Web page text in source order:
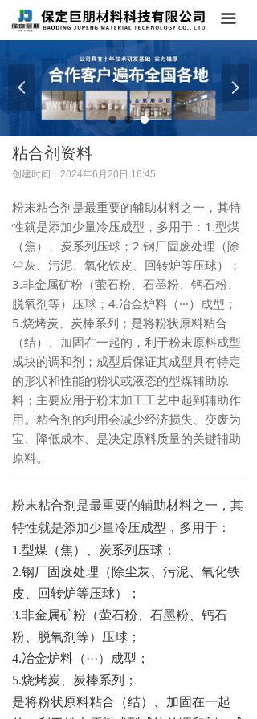
넳 넲
끀
首页
产品中心
新闻中心
在线留言
联系我们
粘合剂资料
创建时间： 2024年6月20日 16:45
粉末粘合剂是最重要的辅助材料之一，其特
性就是添加少量冷压成型，多用于：1.型煤
（焦）、炭系列压球；2.钢厂固废处理（除
尘灰、污泥、氧化铁皮、回转炉等压球）；
3.非金属矿粉（萤石粉、石墨粉、钙石粉、
脱氧剂等）压球；4.冶金炉料（···）成型；
5.烧烤炭、炭棒系列；是将粉状原料粘合
（结）、加固在一起的，利于粉末原料成型
成块的调和剂；成型后保证其成型具有特定
的形状和性能的粉状或液态的型煤辅助原
料；主要应用于粉末加工工艺中起到辅助作
用。粘合剂的利用会减少经济损失、变废为
宝、降低成本、是决定原料质量的关键辅助
原料。
粉末粘合剂是最重要的辅助材料之一 ，其
特性就是添加少量冷压成型 ，多用于：
1 .型煤 （焦）、炭系列 压球；
2.钢厂固废处理（ 除尘灰 、污泥、氧化铁
皮、回转炉等压球）
；
3.非金属矿粉（萤石粉、石墨粉、钙石
粉、脱氧剂等） 压球；
4.冶金炉料（···）成型；
5.烧烤炭、炭棒系列
；
是将粉状原料粘合（结）、加固在一起